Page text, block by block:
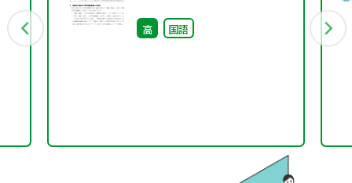
案・ルーブリック
高 国語